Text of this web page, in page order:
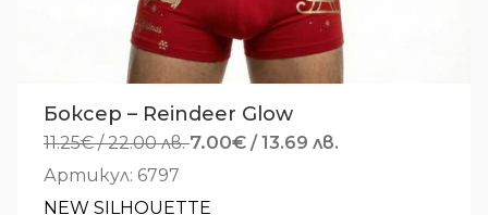
Боксер – Reindeer Glow
11.25€/ 22.00 лв.Original
7.00€ / 13.69 лв.
Артикул: 6797
NEW SILHOUETTE